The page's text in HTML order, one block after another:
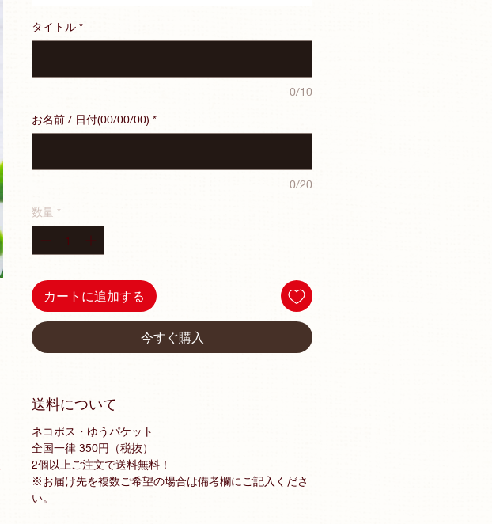
タイトル *
0/10
お名前 / 日付(00/00/00) *
0/20
数量 *
カートに追加する
今すぐ購入
送料について
ネコポス・ゆうパケット
全国一律 350円（税抜）
2個以上ご注文で送料無料！
※お届け先を複数ご希望の場合は備考欄にご記入くださ
い。